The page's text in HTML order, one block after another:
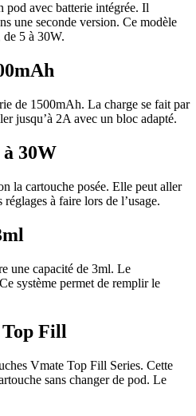
pod avec batterie intégrée. Il
une seconde version. Ce modèle
de 5 à 30W.
de 1500mAh. La charge se fait par
jusqu’à 2A avec un bloc adapté.
à 30W
la cartouche posée. Elle peut aller
à faire lors de l’usage.
une capacité de 3ml. Le
système permet de remplir le
Fill
Vmate Top Fill Series. Cette
sans changer de pod. Le